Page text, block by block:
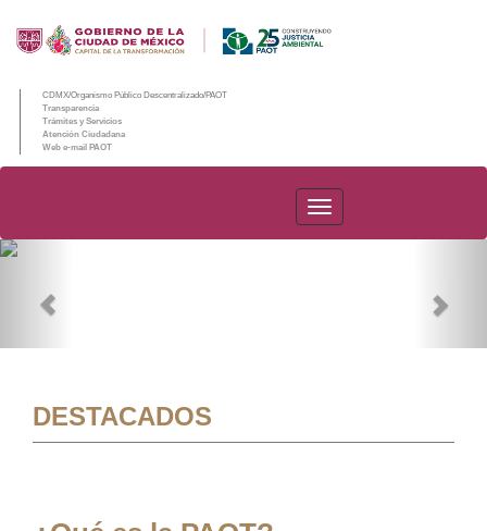
CDMX/Organismo Público Descentralizado/PAOT
Transparencia
Trámites y Servicios
Atención Ciudadana
Web e-mail PAOT
PAOT
DESTACADOS